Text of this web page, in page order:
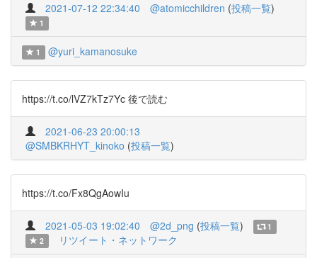
2021-07-12 22:34:40 @atomicchildren (投稿一覧)
1
1 @yuri_kamanosuke
https://t.co/lVZ7kTz7Yc 後で読む
2021-06-23 20:00:13
@SMBKRHYT_kinoko (投稿一覧)
https://t.co/Fx8QgAowIu
2021-05-03 19:02:40 @2d_png (投稿一覧)
1
2
リツイート・ネットワーク